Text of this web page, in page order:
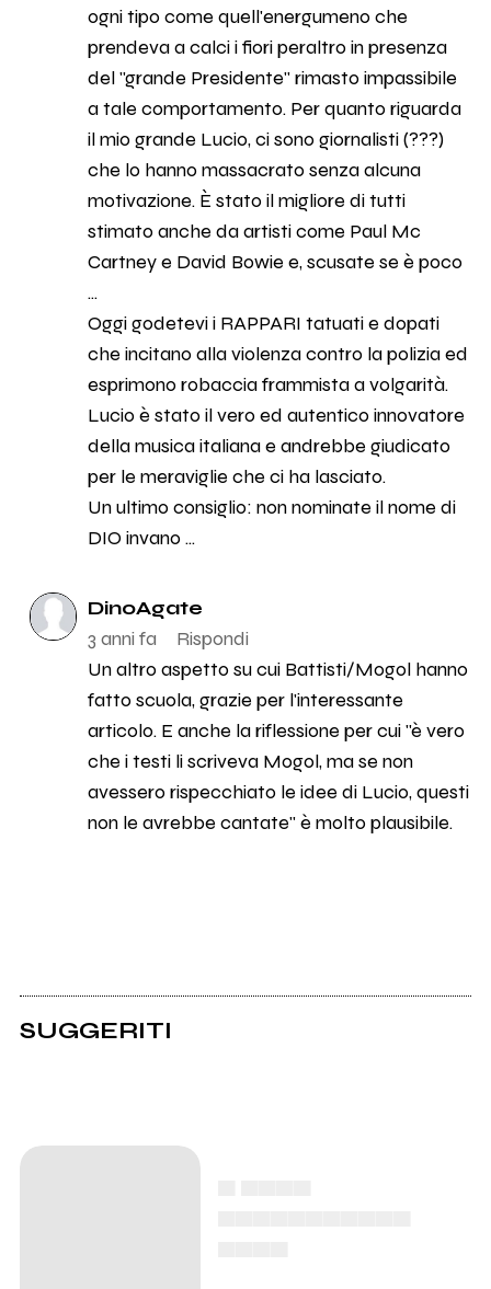
ogni tipo come quell'energumeno che
prendeva a calci i fiori peraltro in presenza
del "grande Presidente" rimasto impassibile
a tale comportamento. Per quanto riguarda
il mio grande Lucio, ci sono giornalisti (???)
che lo hanno massacrato senza alcuna
motivazione. È stato il migliore di tutti
stimato anche da artisti come Paul Mc
Cartney e David Bowie e, scusate se è poco
...
Oggi godetevi i RAPPARI tatuati e dopati
che incitano alla violenza contro la polizia ed
esprimono robaccia frammista a volgarità.
Lucio è stato il vero ed autentico innovatore
della musica italiana e andrebbe giudicato
per le meraviglie che ci ha lasciato.
Un ultimo consiglio: non nominate il nome di
DIO invano ...
DinoAgate
3 anni fa
Rispondi
Un altro aspetto su cui Battisti/Mogol hanno
fatto scuola, grazie per l'interessante
articolo. E anche la riflessione per cui "è vero
che i testi li scriveva Mogol, ma se non
avessero rispecchiato le idee di Lucio, questi
non le avrebbe cantate" è molto plausibile.
SUGGERITI